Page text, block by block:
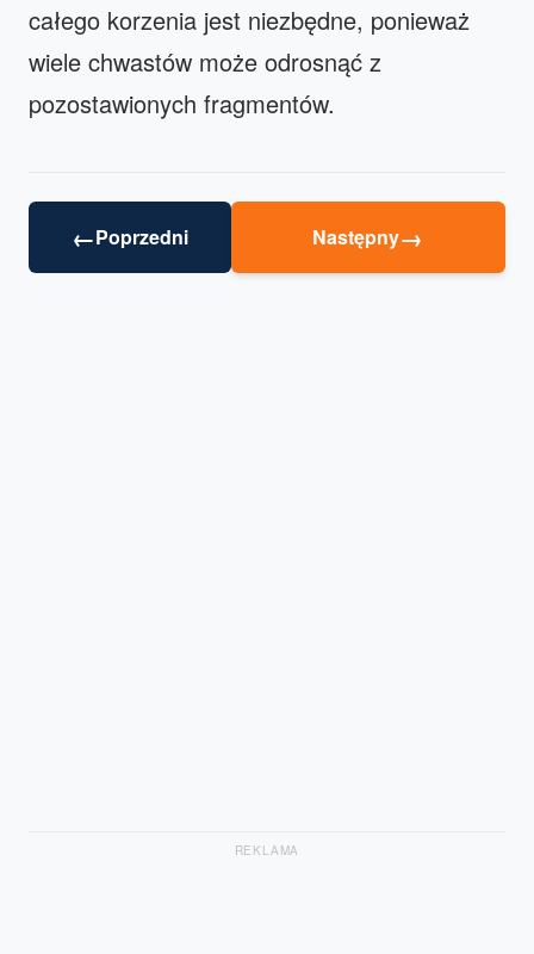
całego korzenia jest niezbędne, ponieważ
wiele chwastów może odrosnąć z
pozostawionych fragmentów.
←Poprzedni Następny→
REKLAMA